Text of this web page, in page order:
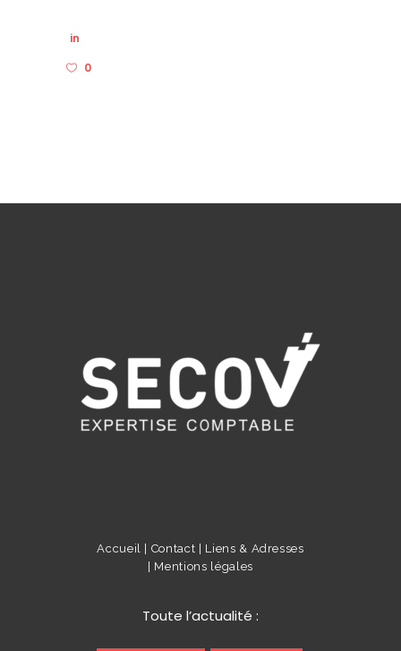
in
0
Accueil | Contact | Liens & Adresses
| Mentions légales
Toute l’actualité :